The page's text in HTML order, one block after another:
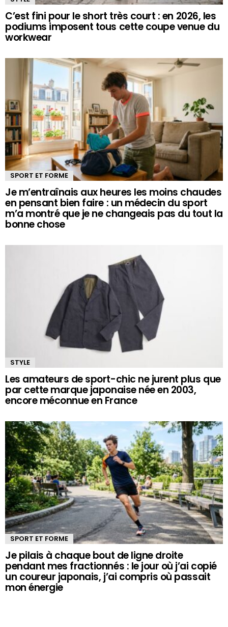
C’est fini pour le short très court : en 2026, les
podiums imposent tous cette coupe venue du
workwear
SPORT ET FORME
Je m’entraînais aux heures les moins chaudes
en pensant bien faire : un médecin du sport
m’a montré que je ne changeais pas du tout la
bonne chose
STYLE
Les amateurs de sport-chic ne jurent plus que
par cette marque japonaise née en 2003,
encore méconnue en France
SPORT ET FORME
Je pilais à chaque bout de ligne droite
pendant mes fractionnés : le jour où j’ai copié
un coureur japonais, j’ai compris où passait
mon énergie